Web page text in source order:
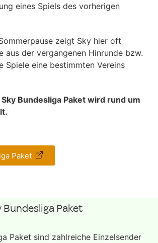
eines Spiels des vorherigen
zeigt Sky hier oft
aus der vergangenen Hinrunde bzw.
Spiele eine bestimmten Vereins
Bundesliga Paket wird rund um
Paket
Bundesliga Paket
Paket sind zahlreiche Einzelsender